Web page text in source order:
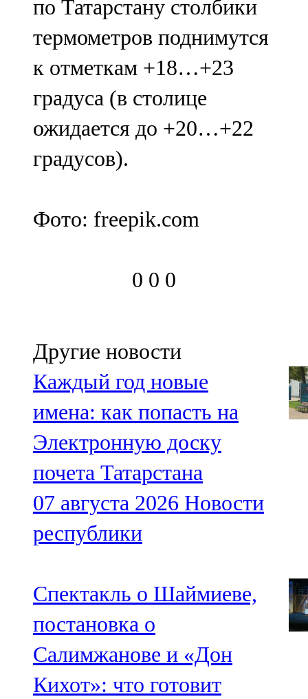
по Татарстану столбики
термометров поднимутся
к отметкам +18…+23
градуса (в столице
ожидается до +20…+22
градусов).
Фото: freepik.com
0 0 0
Другие новости
Каждый год новые
имена: как попасть на
Электронную доску
почета Татарстана
07 августа 2026 Новости
республики
Спектакль о Шаймиеве,
постановка о
Салимжанове и «Дон
Кихот»: что готовит